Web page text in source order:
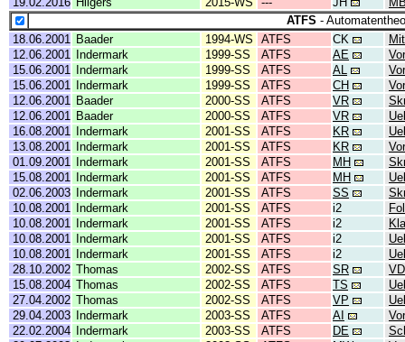
ATFS -
18.06.2001
Baader 1994-WS ATFS CK
12.06.2001
Indermark 1999-SS ATFS AE
15.06.2001
Indermark 1999-SS ATFS AL
15.06.2001
Indermark 1999-SS ATFS CH
12.06.2001
Baader 2000-SS ATFS VR
12.06.2001
Baader 2000-SS ATFS VR
16.08.2001
Indermark 2001-SS ATFS KR
13.08.2001
Indermark 2001-SS ATFS KR
01.09.2001
Indermark 2001-SS ATFS MH
15.08.2001
Indermark 2001-SS ATFS MH
02.06.2003
Indermark 2001-SS ATFS SS
10.08.2001
Indermark 2001-SS ATFS i2
10.08.2001
Indermark 2001-SS ATFS i2
10.08.2001
Indermark 2001-SS ATFS i2
10.08.2001
Indermark 2001-SS ATFS i2
28.10.2002 Thomas 2002-SS ATFS SR
15.08.2004 Thomas 2002-SS ATFS TS
27.04.2002 Thomas 2002-SS ATFS VP
29.04.2003
Indermark 2003-SS ATFS AI
22.02.2004
Indermark 2003-SS ATFS DE